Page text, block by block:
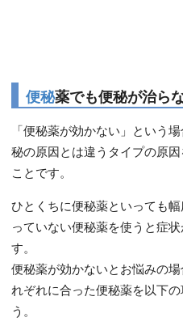
便秘薬でも便秘が治ら
「便秘薬が効かない」という
秘の原因とは違うタイプの原
ことです。
ひとくちに便秘薬といっても
っていない便秘薬を使うと症
す。
便秘薬が効かないとお悩みの
れぞれに合った便秘薬を以下
う。